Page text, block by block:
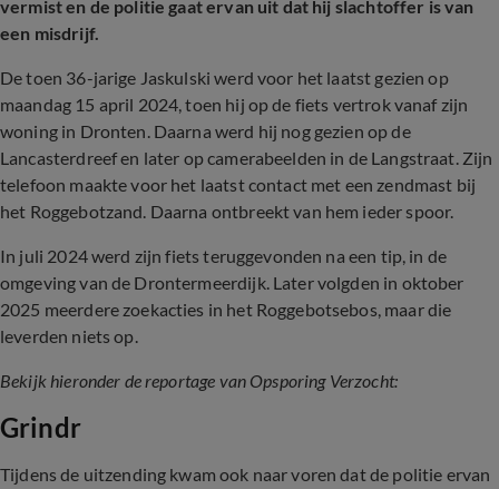
vermist en de politie gaat ervan uit dat hij slachtoffer is van
een misdrijf.
De toen 36-jarige Jaskulski werd voor het laatst gezien op
maandag 15 april 2024, toen hij op de fiets vertrok vanaf zijn
woning in Dronten. Daarna werd hij nog gezien op de
Lancasterdreef en later op camerabeelden in de Langstraat. Zijn
telefoon maakte voor het laatst contact met een zendmast bij
het Roggebotzand. Daarna ontbreekt van hem ieder spoor.
In juli 2024 werd zijn fiets teruggevonden na een tip, in de
omgeving van de Drontermeerdijk. Later volgden in oktober
2025 meerdere zoekacties in het Roggebotsebos, maar die
leverden niets op.
Bekijk hieronder de reportage van Opsporing Verzocht:
Grindr
Tijdens de uitzending kwam ook naar voren dat de politie ervan